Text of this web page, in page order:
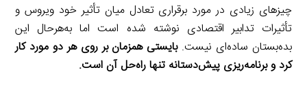
چیزهای زیادی در مورد برقراری تعادل میان تأثیر خود ویروس و
تأثیرات تدابیر اقتصادی نوشته شده است اما به‌هرحال این
بده‌بستان ساده‌ای نیست.بایستی همزمان بر روی هر دو مورد کار
کرد و برنامه‌ریزی پیش‌دستانه تنها راه‌حل آن است.